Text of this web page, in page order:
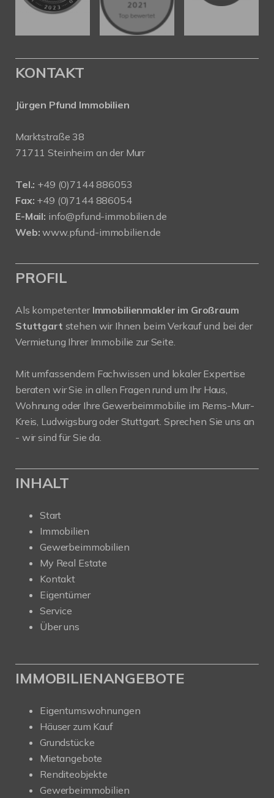
KONTAKT
Jürgen Pfund Immobilien
Marktstraße 38
71711 Steinheim an der Murr
Tel.: +49 (0)7144 886053
Fax: +49 (0)7144 886054
E-Mail: info@pfund-immobilien.de
Web: www.pfund-immobilien.de
PROFIL
Als kompetenter Immobilienmakler im Großraum
Stuttgart stehen wir Ihnen beim Verkauf und bei der
Vermietung Ihrer Immobilie zur Seite.
Mit umfassendem Fachwissen und lokaler Expertise
beraten wir Sie in allen Fragen rund um Ihr Haus,
Wohnung oder Ihre Gewerbeimmobilie im Rems-Murr-
Kreis, Ludwigsburg oder Stuttgart. Sprechen Sie uns an
- wir sind für Sie da.
INHALT
Start
Immobilien
Gewerbeimmobilien
My Real Estate
Kontakt
Eigentümer
Service
Über uns
IMMOBILIENANGEBOTE
Eigentumswohnungen
Häuser zum Kauf
Grundstücke
Mietangebote
Renditeobjekte
Gewerbeimmobilien